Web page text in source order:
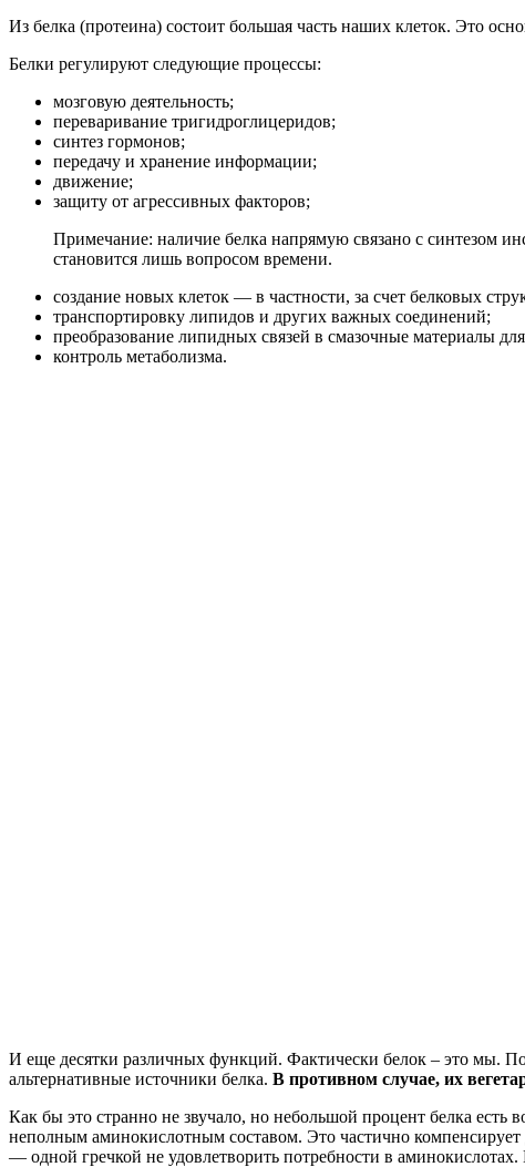
Из белка (протеина) состоит большая часть наших клеток. Это
Белки регулируют следующие процессы:
мозговую деятельность;
переваривание тригидроглицеридов;
синтез гормонов;
передачу и хранение информации;
движение;
защиту от агрессивных факторов;
Примечание: наличие белка напрямую связано с синтезом
становится лишь вопросом времени.
создание новых клеток — в частности, за счет белковых
транспортировку липидов и других важных соединений;
преобразование липидных связей в смазочные материалы для
контроль метаболизма.
И еще десятки различных функций. Фактически белок – это мы.
альтернативные источники белка. В противном случае, их
Как бы это странно не звучало, но небольшой процент белка
неполным аминокислотным составом. Это частично
— одной гречкой не удовлетворить потребности в